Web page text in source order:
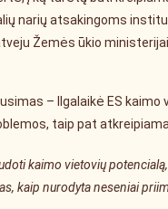
narių atsakingoms
Žemės ūkio
– Ilgalaikė ES
taip pat
kaimo vietovių
kaip nurodyta neseniai